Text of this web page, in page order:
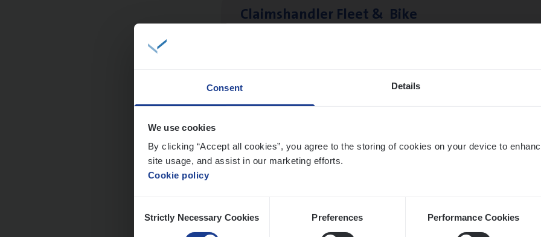
Consent Details
We use cookies
By clicking “Accept all cookies”, you agree to the storing of cookies on your device to
site usage, and assist in our marketing efforts.
Cookie policy
Selection
Strictly Necessary Cookies Preferences Performance Cookies
Claims­hand­ler Fleet& Bike
Insurance Operations